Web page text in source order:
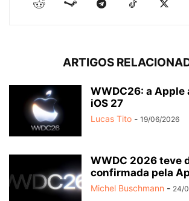
ARTIGOS
WWDC26: a Apple
iOS 27
Lucas Tito - 19/06/2026
WWDC 2026 teve
confirmada pela
Michel Buschmann - 24/